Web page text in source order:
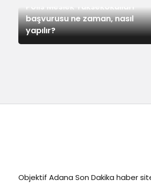
Polis Meslek Yüksekokulları
başvurusu ne zaman, nasıl
yapılır?
Objektif Adana Son Dakika haber